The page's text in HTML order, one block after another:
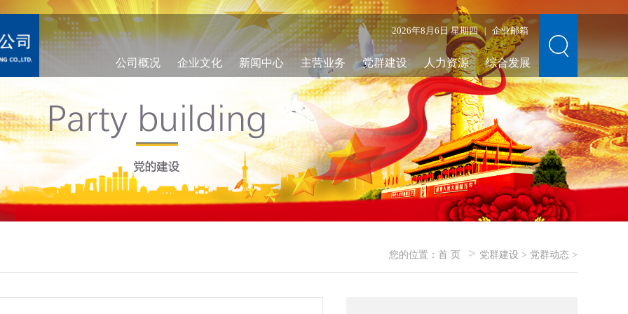
2026年8月6日 星期四 | 企业邮箱
公司概况 企业文化 新闻中心 主营业务 党群建设 人力资源 综合发展
您的位置： 首 页 > 党群建设 > 党群动态 >